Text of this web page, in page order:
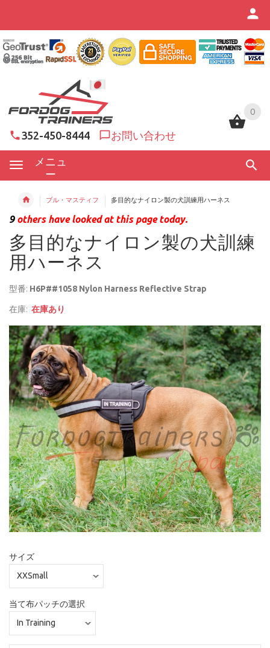
0
352-450-8444 お問い合わせ
メニュ
ー
0
ブル・マスティフ 多目的なナイロン製の犬訓練用ハーネス
9others have looked at this page today.
多目的なナイロン製の犬訓練
用ハーネス
型番: H6P##1058 Nylon Harness Reflective Strap
在庫: 在庫あり
サイズ
当て布パッチの選択